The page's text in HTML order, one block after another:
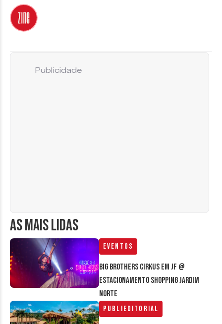
AS MAIS LIDAS
Eventos
Big Brothers Cirkus em JF @
estacionamento Shopping Jardim
Norte
Publieditorial
Publicidade